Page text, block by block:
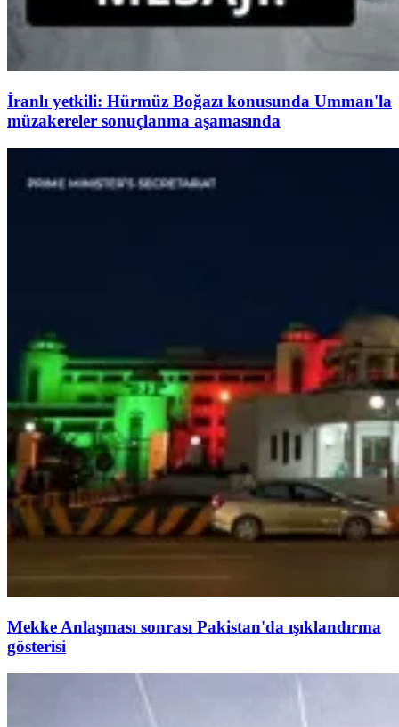
İranlı yetkili: Hürmüz Boğazı konusunda Umman'la
müzakereler sonuçlanma aşamasında
Mekke Anlaşması sonrası Pakistan'da ışıklandırma
gösterisi